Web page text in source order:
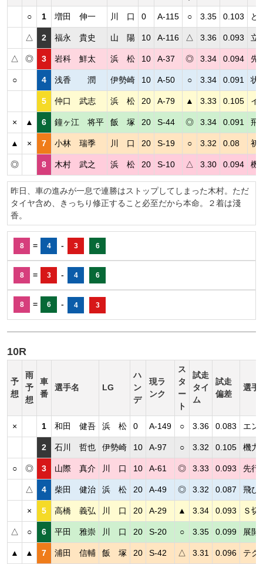
○ 1 増田 伸一 川 口 0 A-115 ○ 3.35 0.103 ど
△ 2 福永 貴史 山 陽 10 A-116 △ 3.36 0.093 立
△ ◎ 3 岩科 鮮太 浜 松 10 A-37 ◎ 3.34 0.094 先
○ 4 浅香 潤 伊勢崎 10 A-50 ○ 3.34 0.091 状
5 仲口 武志 浜 松 20 A-79 ▲ 3.33 0.105 イ
× ▲ 6 鐘ヶ江 将平 飯 塚 20 S-44 ◎ 3.34 0.091 飛
▲ × 7 小林 瑞季 川 口 20 S-19 ○ 3.32 0.08 初
◎ 8 木村 武之 浜 松 20 S-10 △ 3.30 0.094 機
昨日、車の進みが一息で連勝はストップしてしまった木村。ただ
タイヤ含め、きっちり修正すること必至だから本命。２着は淺
香。
8 = 4 - 3 6
8 = 3 - 4 6
8 = 6 - 4 3
10R
予
想
雨
予
想
車
番
選手名 LG
ハ
ン
デ
現ラ
ンク
ス
タ
ー
ト
試走
タイ
ム
試走
偏差
選手
× 1 和田 健吾 浜 松 0 A-149 ○ 3.36 0.083 エン
2 石川 哲也 伊勢崎 10 A-97 ○ 3.32 0.105 機力
○ ◎ 3 山際 真介 川 口 10 A-61 ◎ 3.33 0.093 先行
△ 4 柴田 健治 浜 松 20 A-49 ◎ 3.32 0.087 飛び
× 5 高橋 義弘 川 口 20 A-29 ▲ 3.34 0.093 Ｓ切
△ ○ 6 平田 雅崇 川 口 20 S-20 ○ 3.35 0.099 展開
▲ ▲ 7 浦田 信輔 飯 塚 20 S-42 △ 3.31 0.096 テク